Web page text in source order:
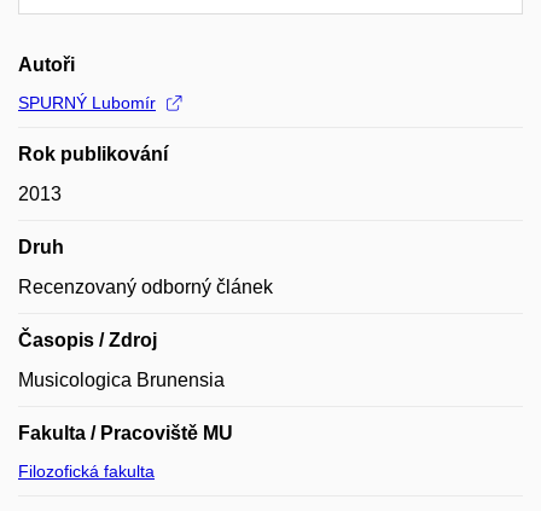
Autoři
SPURNÝ Lubomír
Rok publikování
2013
Druh
Recenzovaný odborný článek
Časopis / Zdroj
Musicologica Brunensia
Fakulta / Pracoviště MU
Filozofická fakulta